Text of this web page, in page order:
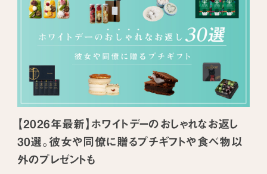
【2026年最新】ホワイトデーのおしゃれなお返し
30選。彼女や同僚に贈るプチギフトや食べ物以
外のプレゼントも